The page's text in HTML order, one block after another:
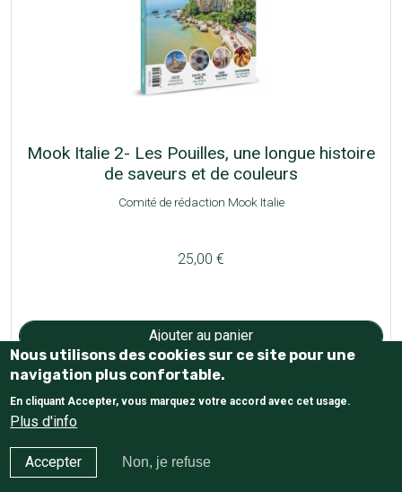
Mook Italie 2- Les Pouilles, une longue histoire
de saveurs et de couleurs
Comité de rédaction Mook Italie
25,00 €
Pagination
1 2 Page suivante
Haut de page
Nous utilisons des cookies sur ce site pour une
navigation plus confortable.
En cliquant Accepter, vous marquez votre accord avec cet usage.
Plus d'info
Accepter Non, je refuse